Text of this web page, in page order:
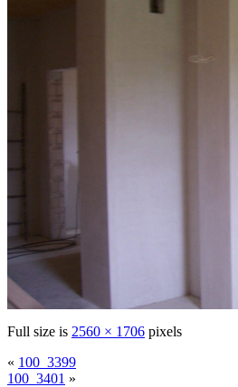
Full size is 2560 × 1706 pixels
« 100_3399
100_3401 »